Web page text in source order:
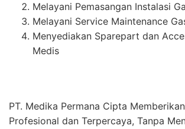
Melayani Pemasangan Instalasi
Melayani Service Maintenance
Menyediakan Sparepart dan
Medis
PT. Medika Permana Cipta
Profesional dan Terpercaya, Tanpa